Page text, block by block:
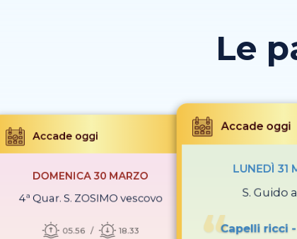
Le
Accade oggi
DOMENICA 30 MARZO
4ª Quar. S. ZOSIMO vescovo
05.56 18.33
Accade oggi
LUNEDÌ 31
S. Guido
Capelli ricci